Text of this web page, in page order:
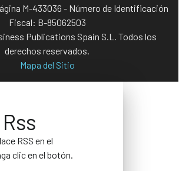
M-433036 - Número de Identificación
Fiscal: B-85062503
Publications Spain S.L. Todos los
derechos reservados.
Mapa del Sitio
RSS en el
clic en el botón.